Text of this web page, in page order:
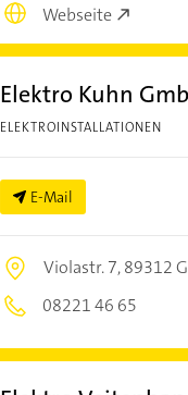
Webseite
Elektro Kuhn
ELEKTROINSTALLATIONEN
E-Mail
Violastr. 7,89312
08221 46 65